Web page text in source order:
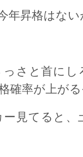
年昇格はな
さと首に
確率が上が
見てると、